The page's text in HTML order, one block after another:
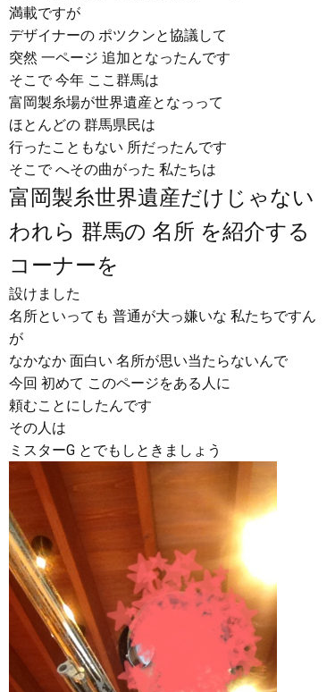
満載ですが
デザイナーの ポツクンと協議して
突然 一ページ 追加となったんです
そこで 今年 ここ群馬は
富岡製糸場が世界遺産となっって
ほとんどの 群馬県民は
行ったこともない 所だったんです
そこで へその曲がった 私たちは
富岡製糸世界遺産だけじゃない
われら 群馬の 名所 を紹介する
コーナーを
設けました
名所といっても 普通が大っ嫌いな 私たちですん
が
なかなか 面白い 名所が思い当たらないんで
今回 初めて このページをある人に
頼むことにしたんです
その人は
ミスターG とでもしときましょう